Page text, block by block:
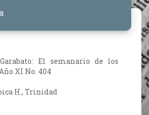
El semanario de los
XI No. 404
H., Trinidad